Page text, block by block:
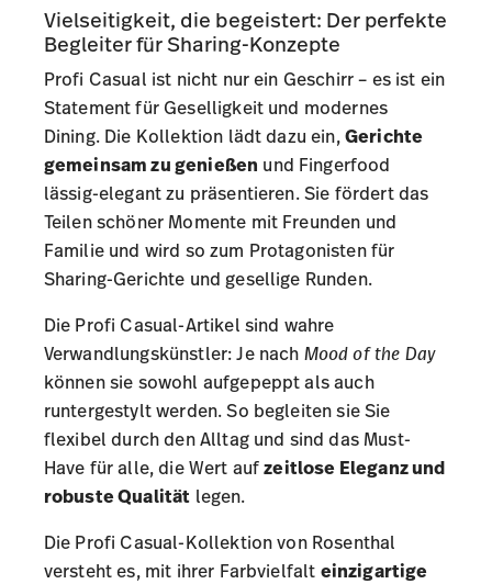
Vielseitigkeit, die begeistert: Der perfekte
Begleiter für Sharing-Konzepte
Profi Casual ist nicht nur ein Geschirr – es ist ein
Statement für Geselligkeit und modernes
Dining. Die Kollektion lädt dazu ein,Gerichte
gemeinsam zu genießen und Fingerfood
lässig-elegant zu präsentieren. Sie fördert das
Teilen schöner Momente mit Freunden und
Familie und wird so zum Protagonisten für
Sharing-Gerichte und gesellige Runden.
Die Profi Casual-Artikel sind wahre
Verwandlungskünstler: Je nach Mood of the Day
können sie sowohl aufgepeppt als auch
runtergestylt werden. So begleiten sie Sie
flexibel durch den Alltag und sind das Must-
Have für alle, die Wert aufzeitlose Eleganz und
robuste Qualität legen.
Die Profi Casual-Kollektion von Rosenthal
versteht es, mit ihrer Farbvielfalt einzigartige